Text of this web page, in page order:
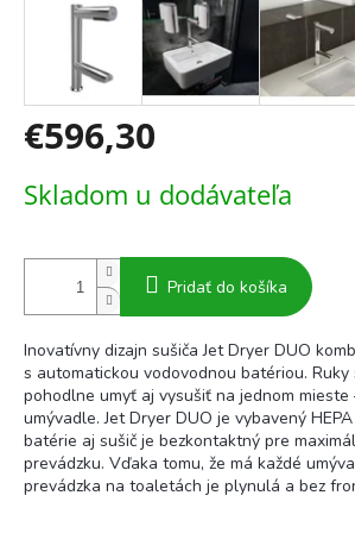
€596,30
cena:
Skladom u dodávateľa
Pridať do košíka
Inovatívny dizajn sušiča Jet Dryer DUO
s automatickou vodovodnou batériou. Ruky
pohodlne umyť aj vysušiť na jednom mieste
umývadle. Jet Dryer DUO je vybavený
batérie aj sušič je bezkontaktný pre
prevádzku. Vďaka tomu, že má každé
prevádzka na toaletách je plynulá a bez